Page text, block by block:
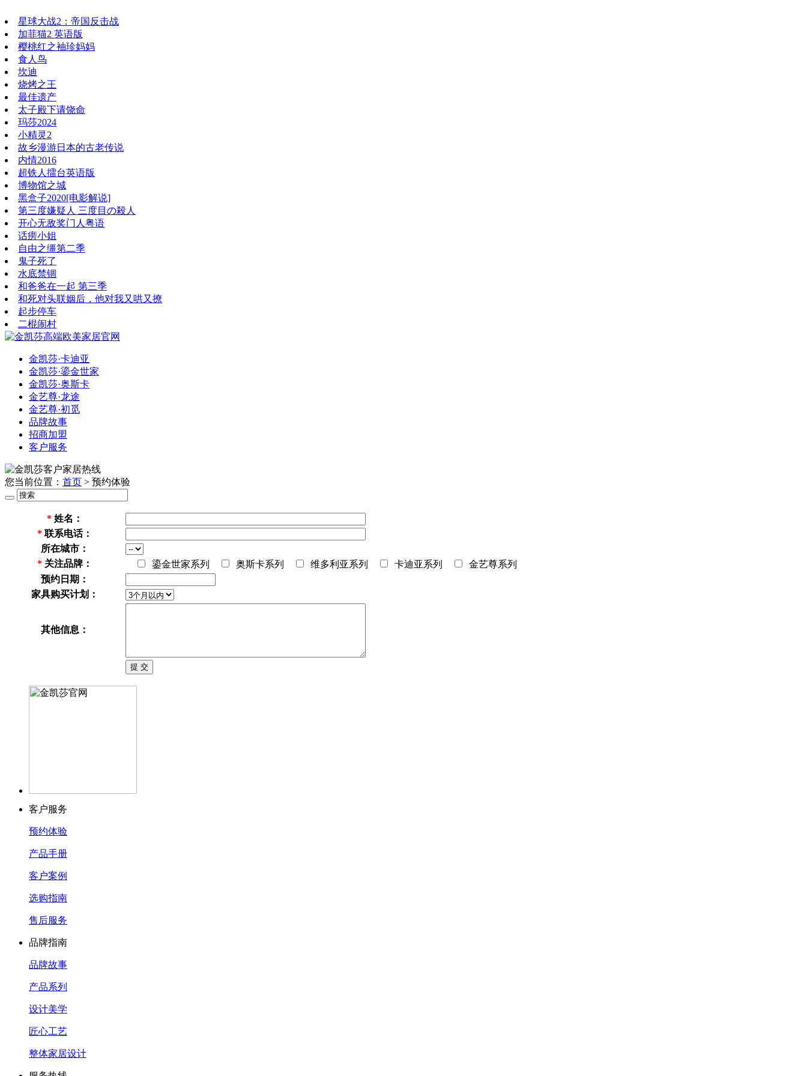
星球大战2：帝国反击战
加菲猫2 英语版
樱桃红之袖珍妈妈
食人鸟
坎迪
烧烤之王
最佳遗产
太子殿下请饶命
玛莎2024
小精灵2
故乡漫游日本的古老传说
内情2016
超铁人擂台英语版
博物馆之城
黑盒子2020[电影解说]
第三度嫌疑人 三度目の殺人
开心无敌奖门人粤语
话痨小姐
自由之缰第二季
鬼子死了
水底禁锢
和爸爸在一起 第三季
和死对头联姻后，他对我又哄又撩
起步停车
二棍闹村
金凯莎·卡迪亚
金凯莎·鎏金世家
金凯莎·奥斯卡
金艺尊·龙途
金艺尊·初觅
品牌故事
招商加盟
客户服务
您当前位置： 首页 > 预约体验
* 姓名：
* 联系电话：
所在城市：
* 关注品牌： 鎏金世家系列 奥斯卡系列 维多利亚系列 卡迪亚系列
金艺尊系列
预约日期：
家具购买计划：
其他信息：
客户服务
预约体验
产品手册
客户案例
选购指南
售后服务
品牌指南
品牌故事
产品系列
设计美学
匠心工艺
整体家居设计